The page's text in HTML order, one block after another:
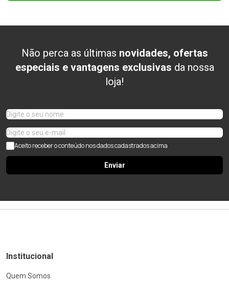
Não perca as últimas novidades, ofertas
especiais e vantagens exclusivas da nossa
loja!
Aceito receber o conteúdo nos dados cadastrados acima
Enviar
Institucional
Quem Somos